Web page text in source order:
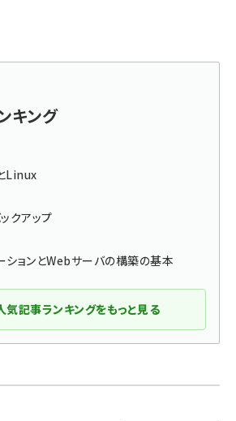
キング
Linux
クアップ
ションとWebサーバの構築の基本
気記事ランキングをもっと見る